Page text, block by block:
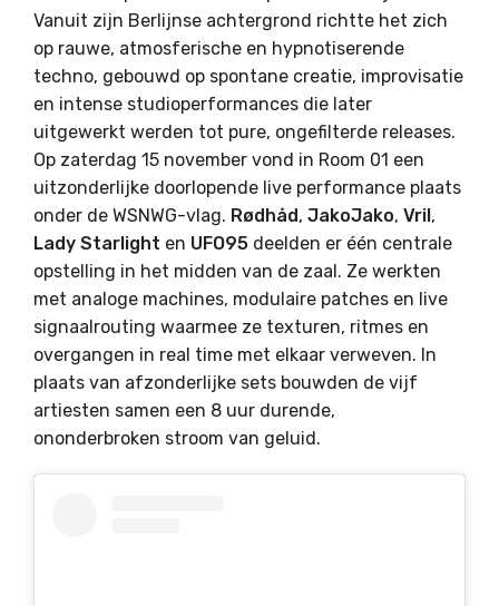
Vanuit zijn Berlijnse achtergrond richtte het zich
op rauwe, atmosferische en hypnotiserende
techno, gebouwd op spontane creatie, improvisatie
en intense studioperformances die later
uitgewerkt werden tot pure, ongefilterde releases.
Op zaterdag 15 november vond in Room 01 een
uitzonderlijke doorlopende live performance plaats
onder de WSNWG-vlag. Rødhåd , JakoJako, Vril ,
Lady Starlight en UFO95 deelden er één centrale
opstelling in het midden van de zaal. Ze werkten
met analoge machines, modulaire patches en live
signaalrouting waarmee ze texturen, ritmes en
overgangen in real time met elkaar verweven. In
plaats van afzonderlijke sets bouwden de vijf
artiesten samen een 8 uur durende,
ononderbroken stroom van geluid.